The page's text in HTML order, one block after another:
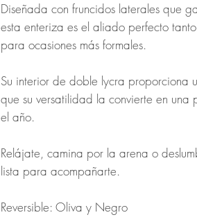
Diseñada con fruncidos laterales que
esta enteriza es el aliado perfecto
para ocasiones más formales.
Su interior de doble lycra proporciona
que su versatilidad la convierte en
el año.
Relájate, camina por la arena o
lista para acompañarte.
Reversible: Oliva y Negro